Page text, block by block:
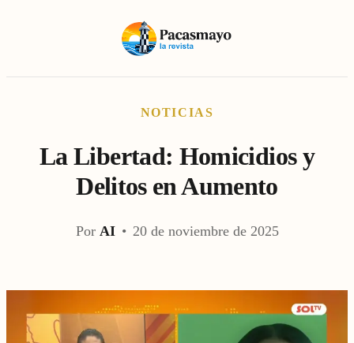
NOTICIAS
La Libertad: Homicidios y
Delitos en Aumento
Por AI • 20 de noviembre de 2025